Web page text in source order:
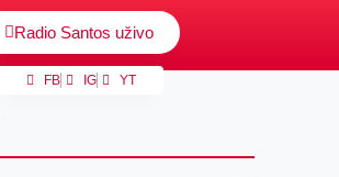
Radio Santos uživo
FB IG YT